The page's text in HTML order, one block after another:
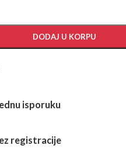
DODAJ U KORPU
isporuku
registracije